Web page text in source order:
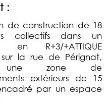
:
de construction de 18
collectifs dans un
en R+3/+ATTIQUE
la rue de Pérignat,
une zone de
extérieurs de 15
par un espace